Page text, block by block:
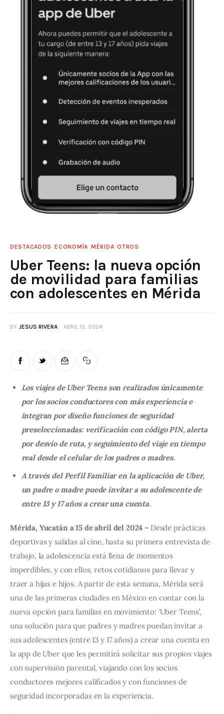
DESTACADOS ECONOMÍA MÉRIDA OTROS
Uber Teens: la nueva opción
de movilidad para familias
con adolescentes en Mérida
BY JESUS RIVERA ABRIL 15, 2024
Los viajes de Uber Teens son realizados únicamente
por los socios conductores con más experiencia e
integran por diseño funciones de seguridad
preseleccionadas: verificación con código PIN, alerta
por desvío de ruta, y seguimiento del viaje en tiempo
real desde el celular de los padres o madres.
A través del Perfil Familiar en la aplicación de Uber,
un padre o madre puede invitar a su adolescente de
entre 13 y 17 años a crear una cuenta.
Mérida, Yucatán a 15 de abril del 2024 – Desde prácticas
deportivas y salidas al cine, hasta su primera entrevista de
trabajo, la adolescencia está llena de momentos
imperdibles, y con ellos, retos cotidianos para llevar y
traer a hijas e hijos. A partir de esta semana, Mérida será
una de las primeras ciudades en México en contar con la
nueva opción para familias en movimiento: ‘Uber Teens’,
una solución para que padres y madres puedan invitar a
sus adolescentes (entre 13 y 17 años) a crear una cuenta en
la app de Uber que les permitirá solicitar sus propios viajes
con supervisión parental, viajando con los socios
conductores mejores calificados y con funciones de
seguridad incorporadas en la experiencia.